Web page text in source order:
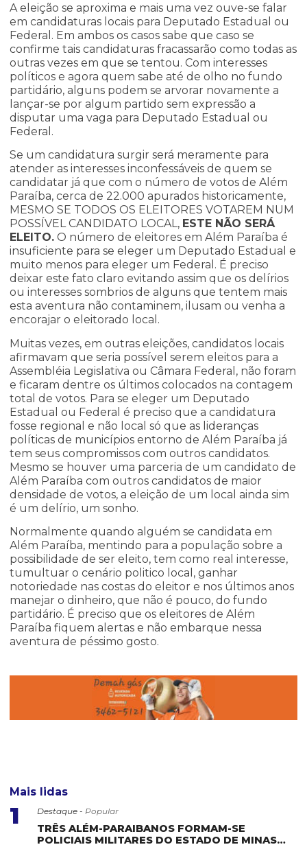
Mais lidas
1 Destaque - Popular
TRÊS ALÉM-PARAIBANOS FORMAM-SE
POLICIAIS MILITARES DO ESTADO DE MINAS
A eleição se aproxima e mais uma vez ouve-se falar
em candidaturas locais para Deputado Estadual ou
Federal. Em ambos os casos sabe que caso se
confirme tais candidaturas fracassarão como todas as
outras vezes em que se tentou. Com interesses
políticos e agora quem sabe até de olho no fundo
partidário, alguns podem se arvorar novamente a
lançar-se por algum partido sem expressão a
disputar uma vaga para Deputado Estadual ou
Federal.
Se um candidatura surgir será meramente para
atender as interesses inconfessáveis de quem se
candidatar já que com o número de votos de Além
Paraíba, cerca de 22.000 apurados historicamente,
MESMO SE TODOS OS ELEITORES VOTAREM NUM
POSSÍVEL CANDIDATO LOCAL, ESTE NÃO SERÁ
ELEITO. O número de eleitores em Além Paraíba é
insuficiente para se eleger um Deputado Estadual e
muito menos para eleger um Federal. É preciso
deixar este fato claro evitando assim que os delírios
ou interesses sombrios de alguns que tentem mais
esta aventura não contaminem, ilusam ou venha a
encorajar o eleitorado local.
Muitas vezes, em outras eleições, candidatos locais
afirmavam que seria possível serem eleitos para a
Assembléia Legislativa ou Câmara Federal, não foram
e ficaram dentre os últimos colocados na contagem
total de votos. Para se eleger um Deputado
Estadual ou Federal é preciso que a candidatura
fosse regional e não local só que as lideranças
políticas de municípios entorno de Além Paraíba já
tem seus compromissos com outros candidatos.
Mesmo se houver uma parceria de um candidato de
Além Paraíba com outros candidatos de maior
densidade de votos, a eleição de um local ainda sim
é um delírio, um sonho.
Normalmente quando alguém se candidata em
Além Paraíba, mentindo para a população sobre a
possibilidade de ser eleito, tem como real interesse,
tumultuar o cenário politico local, ganhar
notoriedade nas costas do eleitor e nos últimos anos
manejar o dinheiro, que não é pouco, do fundo
partidário. É preciso que os eleitores de Além
Paraíba fiquem alertas e não embarque nessa
aventura de péssimo gosto.